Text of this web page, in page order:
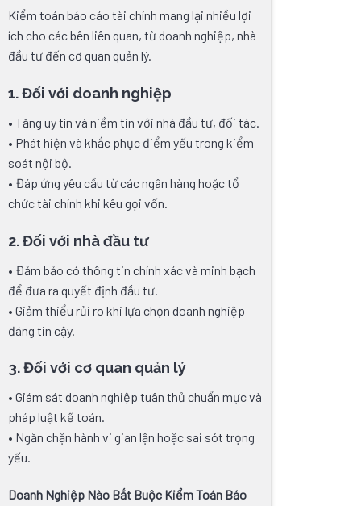
Kiểm toán báo cáo tài chính mang lại nhiều lợi
ích cho các bên liên quan, từ doanh nghiệp, nhà
đầu tư đến cơ quan quản lý.
1. Đối với doanh nghiệp
• Tăng uy tín và niềm tin với nhà đầu tư, đối tác.
• Phát hiện và khắc phục điểm yếu trong kiểm
soát nội bộ.
• Đáp ứng yêu cầu từ các ngân hàng hoặc tổ
chức tài chính khi kêu gọi vốn.
2. Đối với nhà đầu tư
• Đảm bảo có thông tin chính xác và minh bạch
để đưa ra quyết định đầu tư.
• Giảm thiểu rủi ro khi lựa chọn doanh nghiệp
đáng tin cậy.
3. Đối với cơ quan quản lý
• Giám sát doanh nghiệp tuân thủ chuẩn mực và
pháp luật kế toán.
• Ngăn chặn hành vi gian lận hoặc sai sót trọng
yếu.
Doanh Nghiệp Nào Bắt Buộc Kiểm Toán Báo